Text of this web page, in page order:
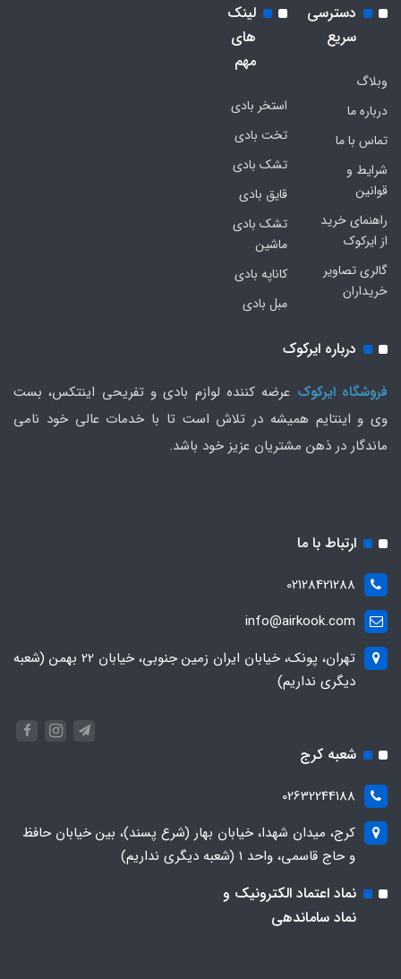
دسترسی
سریع
وبلاگ
درباره ما
تماس با ما
شرایط و
قوانین
راهنمای خرید
از ایرکوک
گالری تصاویر
خریداران
لینک
های
مهم
استخر بادی
تخت بادی
تشک بادی
قایق بادی
تشک بادی
ماشین
کاناپه بادی
مبل بادی
درباره ایرکوک
فروشگاه ایرکوک عرضه کننده لوازم بادی و تفریحی اینتکس، بست
وی و اینتایم همیشه در تلاش است تا با خدمات عالی خود نامی
ماندگار در ذهن مشتریان عزیز خود باشد.
ارتباط با ما
02128421288
info@airkook.com
تهران، پونک، خیابان ایران زمین جنوبی، خیابان 22 بهمن (شعبه
دیگری نداریم)
شعبه کرج
02632244188
کرج، میدان شهدا، خیابان بهار (شرع پسند)، بین خیابان حافظ
و حاج قاسمی، واحد ۱ (شعبه دیگری نداریم)
نماد اعتماد الکترونیک و
نماد ساماندهی